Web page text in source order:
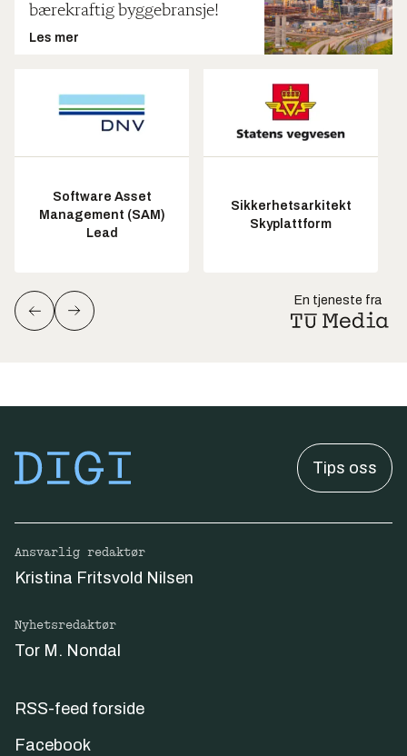
bærekraftig byggebransje!
Les mer
Software Asset
Management (SAM)
Lead
Sikkerhetsarkitekt
Skyplattform
En tjeneste fra
Tips oss
Ansvarlig redaktør
Kristina Fritsvold Nilsen
Nyhetsredaktør
Tor M. Nondal
RSS-feed forside
Facebook